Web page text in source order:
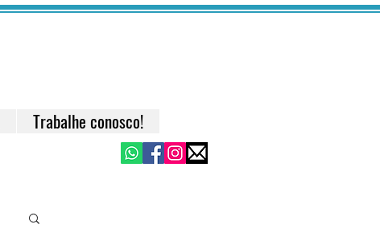
Trabalhe conosco!